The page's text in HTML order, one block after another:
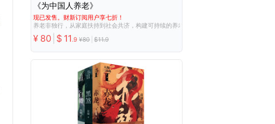
《为中国人养老》
现已发售。财新订阅用户享七折！
养老非独行，从家庭扶持到社会共济，构建可持续的养老体系。这些如何实现？千头万绪
¥ 80 $ 11 .9 ¥80 $11.9